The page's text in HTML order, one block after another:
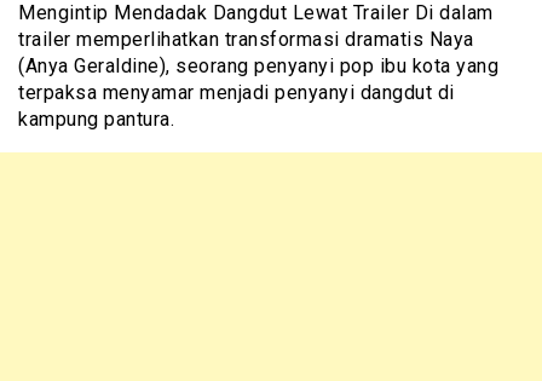
Mengintip Mendadak Dangdut Lewat Trailer Di dalam
trailer memperlihatkan transformasi dramatis Naya
(Anya Geraldine), seorang penyanyi pop ibu kota yang
terpaksa menyamar menjadi penyanyi dangdut di
kampung pantura.